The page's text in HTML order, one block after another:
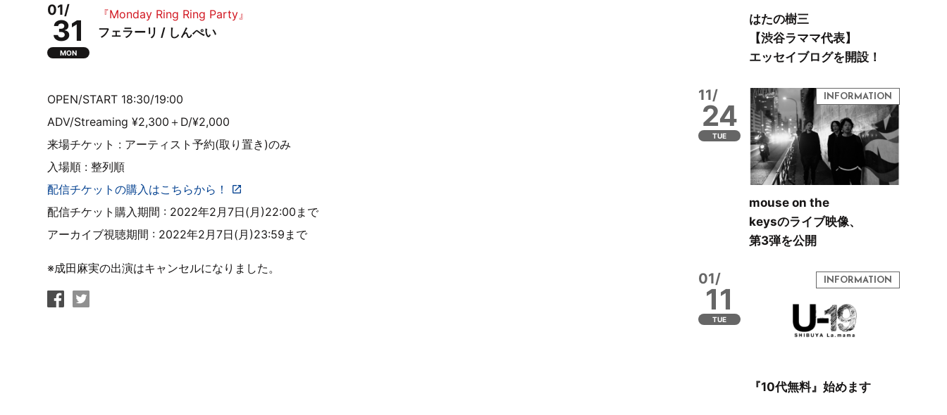
01/
31
MON
『Monday Ring Ring Party』
フェラーリ / しんぺい
OPEN/START 18:30/19:00
ADV/Streaming ¥2,300＋D/¥2,000
来場チケット : アーティスト予約(取り置き)のみ
入場順 : 整列順
配信チケットの購入はこちらから！
配信チケット購入期間 : 2022年2月7日(月)22:00まで
アーカイブ視聴期間 : 2022年2月7日(月)23:59まで
※成田麻実の出演はキャンセルになりました。
はたの樹三
【渋谷ラママ代表】
エッセイブログを開設！
11/
24
TUE
mouse on the
keysのライブ映像、
第3弾を公開
01/
11
TUE
『10代無料』始めます